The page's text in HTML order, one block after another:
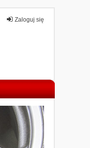
Zaloguj się